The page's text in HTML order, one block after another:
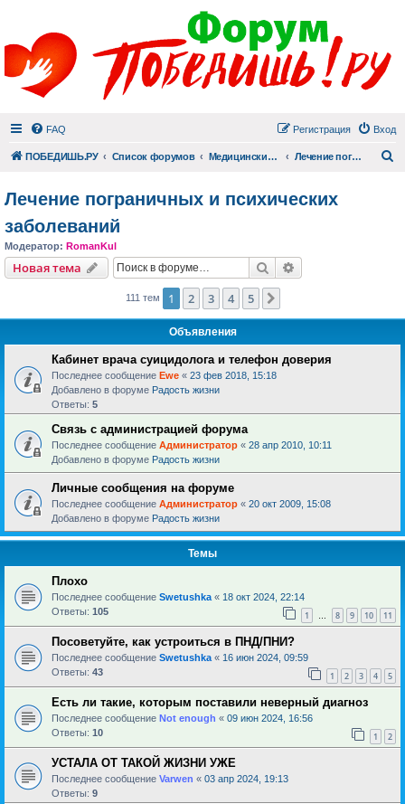
FAQ Вход
Регистрация
ПОБЕДИШЬ.РУ Список форумов Медицинский раздел Лечение пограничных и психических заболеваний
Лечение пограничных и психических
заболеваний
Модератор: RomanKul
Новая тема Поиск
111 тем 1 2 3 4 5
Объявления
Кабинет врача суицидолога и телефон доверия
Последнее сообщение Ewe « 23 фев 2018, 15:18
Добавлено в форуме Радость жизни
Ответы: 5
Связь с администрацией форума
Последнее сообщение Администратор « 28 апр 2010, 10:11
Добавлено в форуме Радость жизни
Личные сообщения на форуме
Последнее сообщение Администратор « 20 окт 2009, 15:08
Добавлено в форуме Радость жизни
Темы
Плохо
Последнее сообщение Swetushka « 18 окт 2024, 22:14
Ответы: 105 1 … 8 9 10 11
Посоветуйте, как устроиться в ПНД/ПНИ?
Последнее сообщение Swetushka « 16 июн 2024, 09:59
Ответы: 43 1 2 3 4 5
Есть ли такие, которым поставили неверный диагноз
Последнее сообщение Not enough « 09 июн 2024, 16:56
Ответы: 10 1 2
УСТАЛА ОТ ТАКОЙ ЖИЗНИ УЖЕ
Последнее сообщение Varwen « 03 апр 2024, 19:13
Ответы: 9